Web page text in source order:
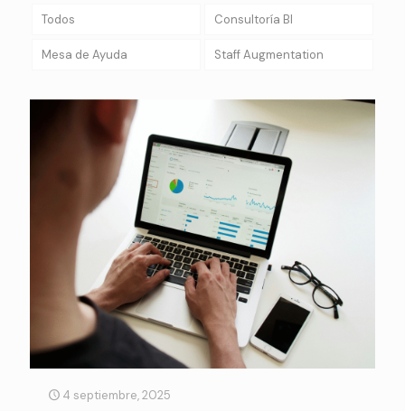
Todos Consultoría BI
Mesa de Ayuda Staff Augmentation
4 septiembre, 2025